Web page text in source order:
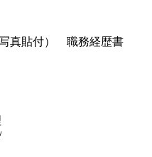
真貼付） 職務経歴書